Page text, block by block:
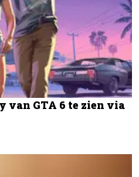
van GTA 6 te zien via